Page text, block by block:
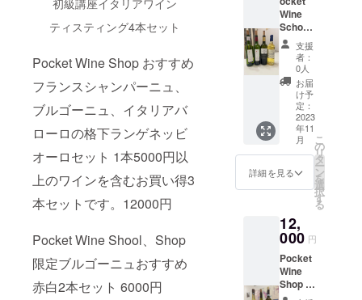
初級講座イタリアワイン
ティスティング4本セット
Pocket Wine Shop おすすめ
フランスシャンパーニュ、
ブルゴーニュ、イタリアバ
ローロの格下ランゲネッビ
オーロセット 1本5000円以
上のワインを含むお買い得3
本セットです。12000円
Pocket Wine Shool、Shop
限定ブルゴーニュおすすめ
赤白2本セット 6000円
の違い
やレス
トラン
での楽
しみ方
などふ
んだん
に盛り
込まれ
ていま
す。
以下に
明示い
たしま
す。
https://
pocket-
wine-
school.
com/co
urse_d
escripti
on.html
す。 １
回目ボ
ルドー
地方1
左岸地
区のワ
イン メ
ドック
地区・
格付け
シャ
トー
区の味
わいカ
ヴィニ
ヨン主
体のワ
インと
地区の
違い
escripti
on.html
Chardo
nnay
ヴィク
トリア
州 ミル
ジュー
ラ近郊
のレッ
ドクリ
フスに
1967年
に設立
された
ディー
やや緑
がかっ
のある
麦わら
色。
ター
チョコ
レート
やエス
プレッ
ソのよ
うな苦
味も感
じる。
3Mont
Grasエ
ム
ジー・
CABER
NET
SAUVI
GNON
カベ
ルネ
呼ばれｲ
ﾀﾘｱ共和
国の首
相も務
めた現
ｵｰﾅｰの
祖先で
した。
この由
緒ある
長い歴
史の中
で当初
より、
高い評
てきた
ﾌﾞﾛｰﾘｵ
（城）
のﾜｲﾝ｡
トス
カーナ
ムの爽
やかな
アロマ
がよく
なじ
み、エ
レガン
トです
がすが
しい辛
口の後
味が感
じられ
ます。
3,
キン
エス
テー
ト
シャル
ド
ネ D
りとし
た甘い
ヴァニ
ラ（ア
メリカ
ンオー
クな
ど）、
樽から
の要素
と熟し
たシ
ラーズ
からの
豊富な
ンとビ
ター
チョコ
レート
やエス
プレッ
ソのよ
ヴェ村
などで
白ブド
ウのガ
ルガー
ネガ種
を主体
に造る
辛口白
ワイン
直線的
で
プな味
わいと
果実の
熟度を
感じさ
せるほ
どよい
凝縮
感。余
ブル
ゴー
ニュ、
シャン
パー
ニュ地
方他世
界の有
名ワイ
ン産地
：180分
×1回(毎
いたし
ます）
限2024
年5月19
日 受
講日程
はプロ
ジェク
n
Chardo
nnay
(50%/5
0%)。
ロリ
マー セ
ミヨン
／シャ
ルドネ
Lorimer
Cabern
Merlot
ロリ
／メル
ロー
デ・ボ
ルトリ
（ＮＳ
Ｗ）
セミ
ナー：
180分
×1回
有効期
限：最
終有効
期限
2023年
12月31
日 予
約方法
受講
日程は
後メー
ルにて
せてい
ただき
ます
ヨン、
世界最
高級の
甘口貴
腐ワイ
ンセッ
ト ポ
ケット
ワイン
スクー
ルのワ
イン初
級講座
インが
楽しめ
るお買
い得
セット
です。
Wine
School
ワイン
初級講
座ボル
ドーワ
イン
セット
華やか
で樽を
使った
白、ふ
くよか
なメル
ロ、熟
あるカ
ベルネ
ソー
ヴィニ
ヨン、
世界最
支援
者：
0人
お届
け予
定：
2023
年11
月
詳細を見る
こ
の
リ
タ
ー
ン
を
選
択
す
る
12,
000 円
Pocket
Wine
Shop お
すすめ